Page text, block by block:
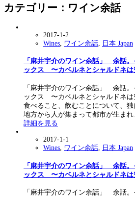
カテゴリー：ワイン余話
2017-1-2
Wines ワイン余話 日本 Japan
「麻井宇介のワイン余話」 余話
ックス 〜カベルネとシャルドネ
「麻井宇介のワイン余話」 余話
ックス 〜カベルネとシャルドネ
食べること、飲むことについて、
地方から人が集まって都市が生ま
詳細を見る
2017-1-1
Wines ワイン余話 日本 Japan
「麻井宇介のワイン余話」 余話
ックス 〜カベルネとシャルドネ
「麻井宇介のワイン余話」 余話